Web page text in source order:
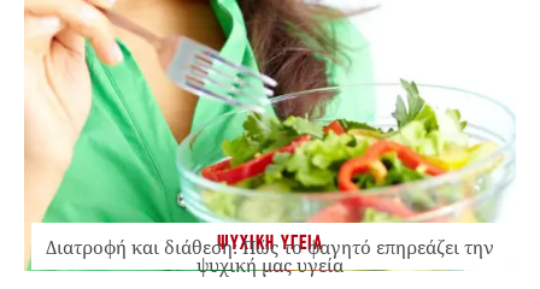
ΨΥΧΙΚΗ ΥΓΕΙΑ
Διατροφή και διάθεση: Πώς το φαγητό επηρεάζει την
ψυχική μας υγεία